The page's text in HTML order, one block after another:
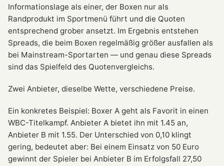
Informationslage als einer, der Boxen nur als
Randprodukt im Sportmenü führt und die Quoten
entsprechend grober ansetzt. Im Ergebnis entstehen
Spreads, die beim Boxen regelmäßig größer ausfallen als
bei Mainstream-Sportarten — und genau diese Spreads
sind das Spielfeld des Quotenvergleichs.
Zwei Anbieter, dieselbe Wette, verschiedene Preise.
Ein konkretes Beispiel: Boxer A geht als Favorit in einen
WBC-Titelkampf. Anbieter A bietet ihn mit 1.45 an,
Anbieter B mit 1.55. Der Unterschied von 0,10 klingt
gering, bedeutet aber: Bei einem Einsatz von 50 Euro
gewinnt der Spieler bei Anbieter B im Erfolgsfall 27,50